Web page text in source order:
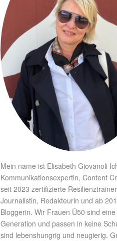
Mein name ist Elisabeth Giovanoli
Kommunikationsexpertin, Content
seit 2023 zertifizierte
Journalistin, Redakteurin und ab
Bloggerin. Wir Frauen Ü50 sind
Generation und passen in keine
sind lebenshungrig und neugierig.